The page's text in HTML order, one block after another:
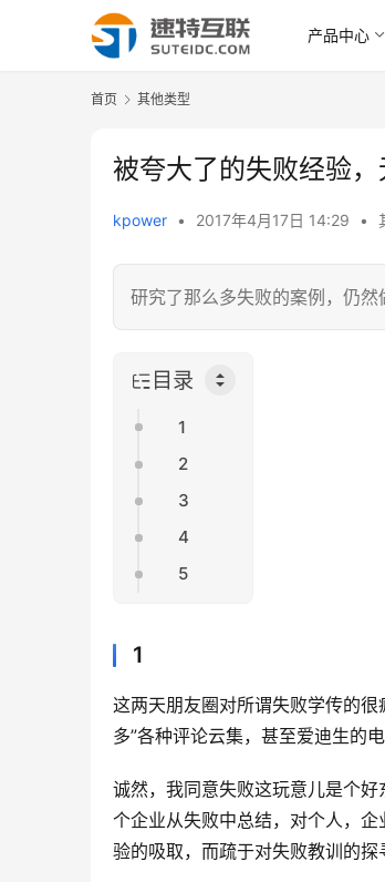
产品中心
首页 其他类型
被夸大了的失败经验
kpower • 2017年4月17日 14:29 •
研究了那么多失败的案例，仍然
目录
1
2
3
4
5
1
这两天朋友圈对所谓失败学传的
多”各种评论云集，甚至爱迪生的
诚然，我同意失败这玩意儿是个
个企业从失败中总结，对个人，
验的吸取，而疏于对失败教训的探